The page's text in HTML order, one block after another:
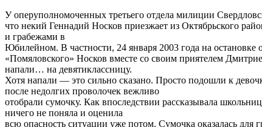
У оперуполномоченных третьего отдела милиции
что некий Геннадий Носков приезжает из Октябрьского
и грабежами в
Юбилейном. В частности, 24 января 2003 года на остановке
«Помяловского» Носков вместе со своим приятелем
напали… на девятиклассницу.
Хотя напали — это сильно сказано. Просто подошли к
после недолгих проволочек вежливо
отобрали сумочку. Как впоследствии рассказывала
ничего не поняла и оценила
всю опасность ситуации уже потом. Сумочка оказалась